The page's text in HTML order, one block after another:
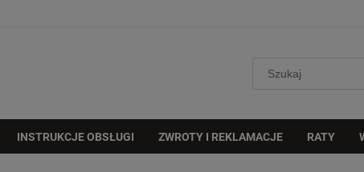
INSTRUKCJE OBSŁUGI ZWROTY I REKLAMACJE RATY